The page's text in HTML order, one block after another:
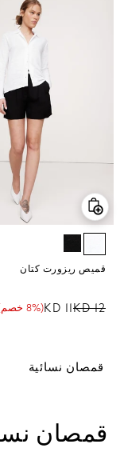
قميص ريزورت كتان
السعر العادي
12 KD
سعر البيع
11 KD
نسبة الخصم
(8% خصم)
قمصان نسائية
قمصان